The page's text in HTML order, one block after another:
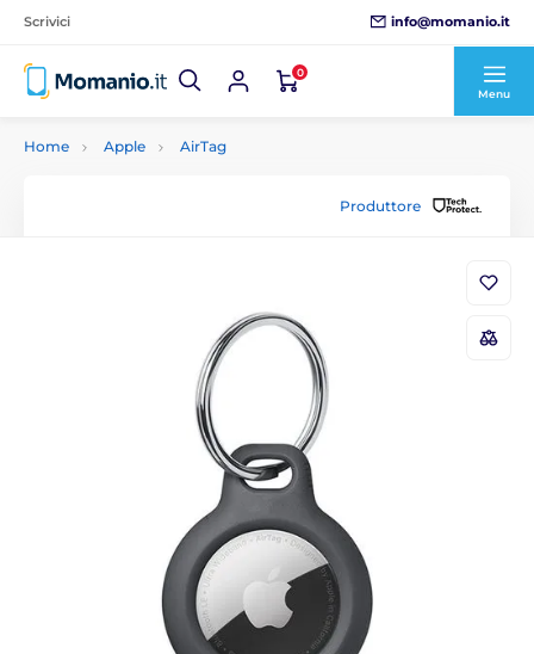
Scrivici info@momanio.it
0
Menu
Home Apple AirTag
Produttore